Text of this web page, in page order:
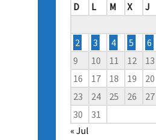
D
L M X J
2
3 4 5 6
9
10 11 12 13
16
17 18 19 20
23
24 25 26 27
30
31
« Jul